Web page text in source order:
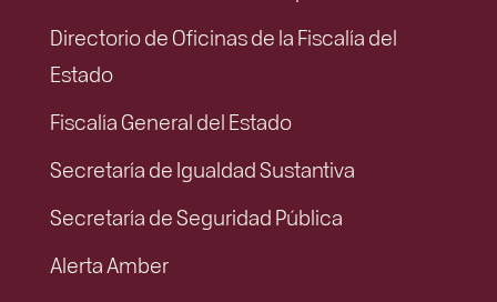
Directorio de Oficinas de la Fiscalía del
Estado
Fiscalía General del Estado
Secretaría de Igualdad Sustantiva
Secretaría de Seguridad Pública
Alerta Amber